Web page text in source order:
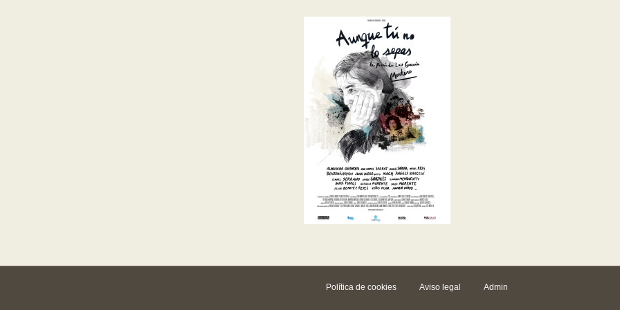
Política de cookies Aviso legal Admin